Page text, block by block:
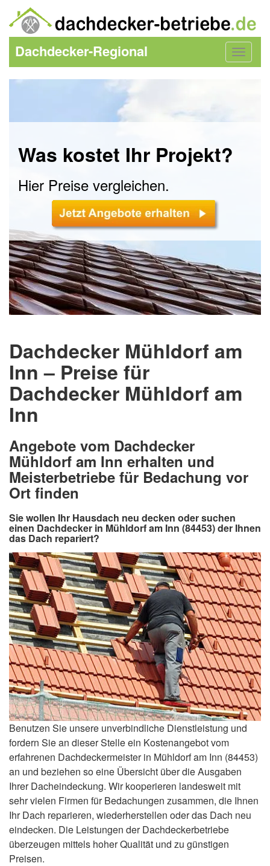
Toggle
Dachdecker-Regional
Was kostet Ihr Projekt?
Hier Preise vergleichen.
Dachdecker Mühldorf am
Inn – Preise für
Dachdecker Mühldorf am
Inn
Angebote vom Dachdecker
Mühldorf am Inn erhalten und
Meisterbetriebe für Bedachung vor
Ort finden
Sie wollen Ihr Hausdach neu decken oder suchen
einen Dachdecker in Mühldorf am Inn (84453) der Ihnen
das Dach repariert?
Benutzen Sie unsere unverbindliche Dienstleistung und
fordern Sie an dieser Stelle ein Kostenangebot vom
erfahrenen Dachdeckermeister in Mühldorf am Inn (84453)
an und beziehen so eine Übersicht über die Ausgaben
Ihrer Dacheindeckung. Wir kooperieren landesweit mit
sehr vielen Firmen für Bedachungen zusammen, die Ihnen
Ihr Dach reparieren, wiederherstellen oder das Dach neu
eindecken. Die Leistungen der Dachdeckerbetriebe
überzeugen mittels hoher Qualität und zu günstigen
Preisen.